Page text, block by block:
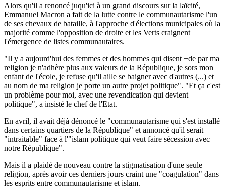
Alors qu'il a renoncé juqu'ici à un grand discours sur la laïcité,
Emmanuel Macron a fait de la lutte contre le communautarisme l'un
de ses chevaux de bataille, à l'approche d'élections municipales où la
majorité comme l'opposition de droite et les Verts craignent
l'émergence de listes communautaires.
"Il y a aujourd'hui des femmes et des hommes qui disent +de par ma
religion je n'adhère plus aux valeurs de la République, je sors mon
enfant de l'école, je refuse qu'il aille se baigner avec d'autres (...) et
au nom de ma religion je porte un autre projet politique". "Et ça c'est
un problème pour moi, avec une revendication qui devient
politique", a insisté le chef de l'Etat.
En avril, il avait déjà dénoncé le "communautarisme qui s'est installé
dans certains quartiers de la République" et annoncé qu'il serait
"intraitable" face à l'"islam politique qui veut faire sécession avec
notre République".
Mais il a plaidé de nouveau contre la stigmatisation d'une seule
religion, après avoir ces derniers jours craint une "coagulation" dans
les esprits entre communautarisme et islam.